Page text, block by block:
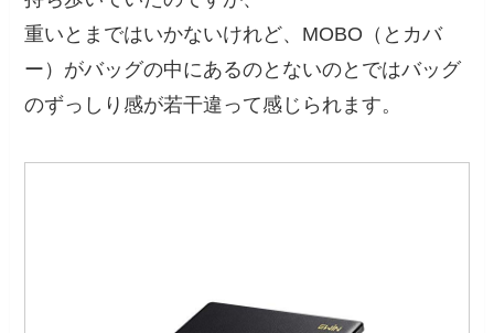
重いとまではいかないけれど、MOBO（とカバ
ー）がバッグの中にあるのとないのとではバッグ
のずっしり感が若干違って感じられます。